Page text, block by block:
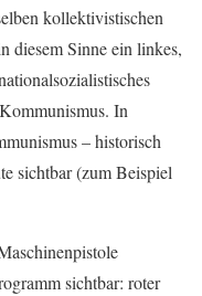
kollektivistischen
diesem Sinne ein linkes,
In
– historisch
sichtbar (zum Beispiel
sichtbar: roter